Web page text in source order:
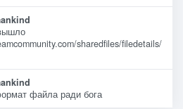
sharedfiles/filedetails/
файла ради бога